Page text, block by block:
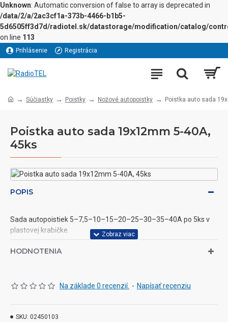
Unknown: Automatic conversion of false to array is deprecated in
/data/2/a/2ac3cf1a-373b-4466-b1b5-
5d6505ff3d7d/radiotel.sk/datastorage/modification/catalog/
on line 113
Prihlásenie Registrácia
Súčiastky Poistky Nožové autopoistky Poistka auto sada
Poistka auto sada 19x12mm 5-40A,
45ks
POPIS
Sada autopoistiek 5–7,5–10–15–20–25–30–35–40A po 5ks v
plastovej krabičke.
HODNOTENIA
Na základe 0 recenzií. - Napísať recenziu
SKU: 02450103